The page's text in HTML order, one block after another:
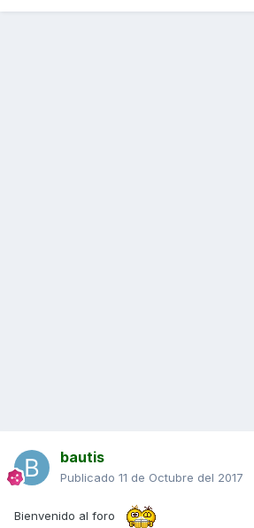
bautis
Publicado 11 de Octubre del 2017
Bienvenido al foro